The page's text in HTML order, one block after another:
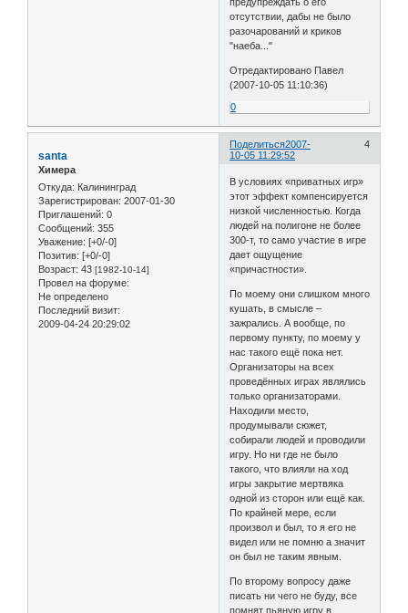
отсутствии, дабы не было
разочарований и криков
"наеба..."
Отредактировано Павел
(2007-10-05 11:10:36)
0
Поделиться 4
2007-
10-05 11:29:52
santa
Химера
Откуда: Калининград
Зарегистрирован: 2007-01-30
Приглашений: 0
Сообщений: 355
Уважение: [+0/-0]
Позитив: [+0/-0]
Возраст: 43 [1982-10-14]
Провел на форуме:
Не определено
Последний визит:
2009-04-24 20:29:02
В условиях «приватных игр»
этот эффект компенсируется
низкой численностью. Когда
людей на полигоне не более
300-т, то само участие в игре
дает ощущение
«причастности».
По моему они слишком много
кушать, в смысле –
зажрались. А вообще, по
первому пункту, по моему у
нас такого ещё пока нет.
Организаторы на всех
проведённых играх являлись
только организаторами.
Находили место,
продумывали сюжет,
собирали людей и проводили
игру. Но ни где не было
такого, что влияли на ход
игры закрытие мертвяка
одной из сторон или ещё как.
По крайней мере, если
произвол и был, то я его не
видел или не помню а значит
он был не таким явным.
По второму вопросу даже
писать ни чего не буду, все
помнят пьяную игру в